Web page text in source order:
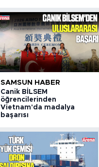
SAMSUN HABER
Canik BİLSEM
öğrencilerinden
Vietnam'da madalya
başarısı